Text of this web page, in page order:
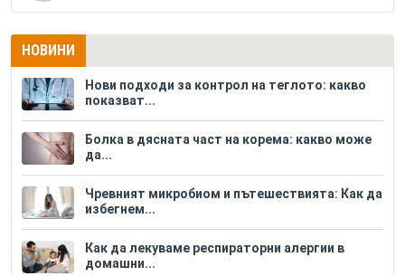
НОВИНИ
Нови подходи за контрол на теглото: какво
показват...
Болка в дясната част на корема: какво може
да...
Чревният микробиом и пътешествията: Как да
избегнем...
Как да лекуваме респираторни алергии в
домашни...